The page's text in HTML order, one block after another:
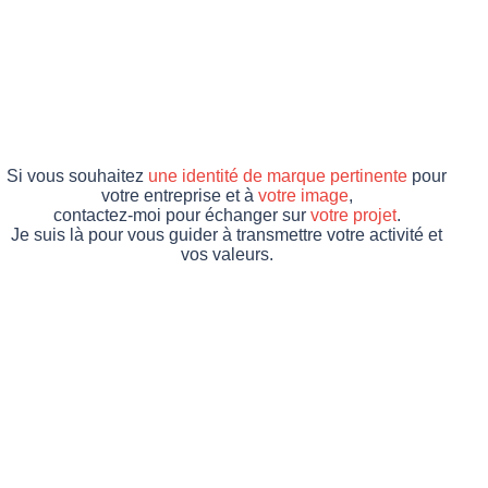
Si vous souhaitez une identité de marque pertinente pour
votre entreprise et à votre image,
contactez-moi pour échanger sur votre projet.
Je suis là pour vous guider à transmettre votre activité et
vos valeurs.